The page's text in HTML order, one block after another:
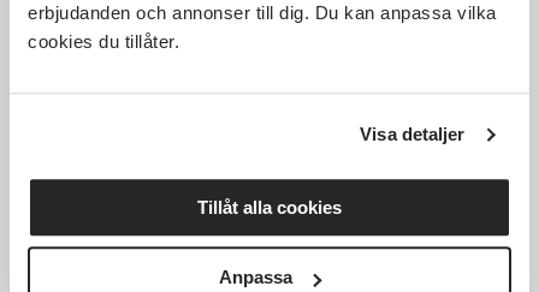
erbjudanden och annonser till dig. Du kan anpassa vilka
cookies du tillåter.
Visa detaljer
Tillåt alla cookies
Anpassa
Helena Danielsson 10 december
18:30
Läs mer och anmäl